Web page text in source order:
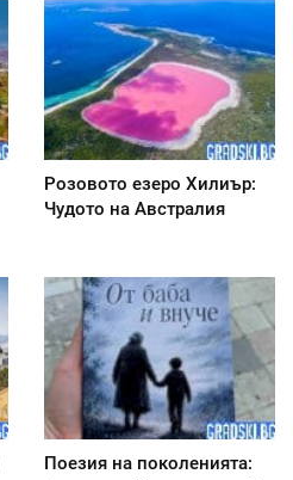
Розовото езеро Хилиър:
Чудото на Австралия
Поезия на поколенията: